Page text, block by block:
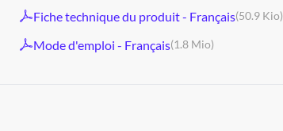
Fiche technique du produit - Français(50.9 Kio)
Mode d'emploi - Français(1.8 Mio)